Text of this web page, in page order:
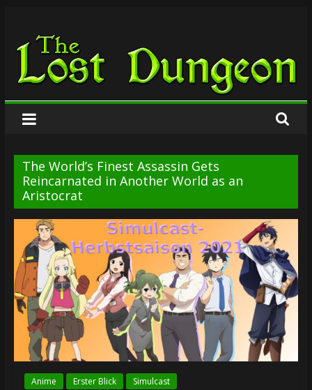
springen
The
Lost
Dungeon
The World’s Finest Assassin Gets
Reincarnated in Another World as an
Aristocrat
Anime Erster Blick Simulcast